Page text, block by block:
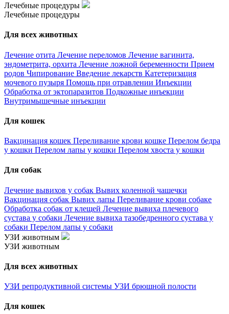
Лечебные процедуры
Лечебные процедуры
Для всех животных
Лечение отита Лечение переломов Лечение вагинита,
эндометрита, орхита Лечение ложной беременности Прием
родов Чипирование Введение лекарств Катетеризация
мочевого пузыря Помощь при отравлении Инъекции
Обработка от эктопаразитов Подкожные инъекции
Внутримышечные инъекции
Для кошек
Вакцинация кошек Переливание крови кошке Перелом бедра
у кошки Перелом лапы у кошки Перелом хвоста у кошки
Для собак
Лечение вывихов у собак Вывих коленной чашечки
Вакцинация собак Вывих лапы Переливание крови собаке
Обработка собак от клещей Лечение вывиха плечевого
сустава у собаки Лечение вывиха тазобедренного сустава у
собаки Перелом лапы у собаки
УЗИ животным
УЗИ животным
Для всех животных
УЗИ репродуктивной системы УЗИ брюшной полости
Для кошек